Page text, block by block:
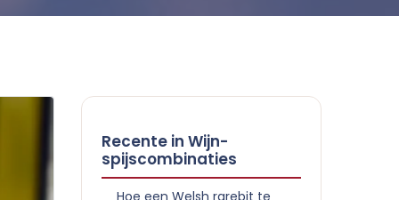
Recente in Wijn-
spijscombinaties
Hoe een Welsh rarebit te